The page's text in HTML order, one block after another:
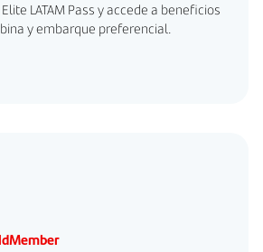
LATAM Pass y accede a beneficios
y embarque preferencial.